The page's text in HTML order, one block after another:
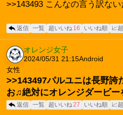
>>143493 こんなの言う訳ない
返信 一覧 超いいね 16 いいね順 📈
オレンジ女子
2024/05/31 21:15Android
女性
>>143497パルユニは長野誇
お♫絶対にオレンジダービ
返信 一覧 超いいね 27 いいね順 📈